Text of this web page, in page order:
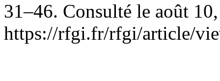
31–46. Consulté le août
https://rfgi.fr/rfgi/article/